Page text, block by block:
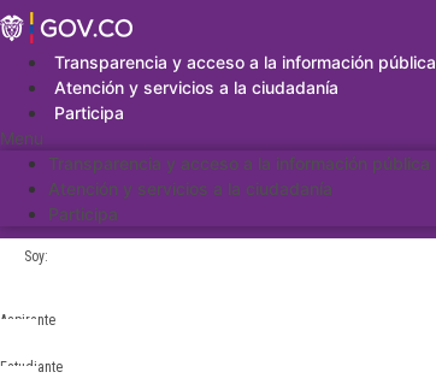
Saltar
al
contenidoTransparencia y acceso a la información pública
Atención y servicios a la ciudadanía
Participa
Menu
Transparencia y acceso a la información pública
Atención y servicios a la ciudadanía
Participa
Soy:
Aspirante
Estudiante